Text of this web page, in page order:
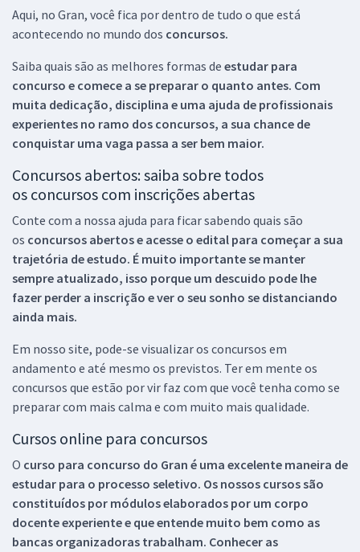
Aqui, no Gran, você fica por dentro de tudo o que está
acontecendo no mundo dos concursos.
Saiba quais são as melhores formas de estudar para
concurso e comece a se preparar o quanto antes. Com
muita dedicação, disciplina e uma ajuda de profissionais
experientes no ramo dos concursos, a sua chance de
conquistar uma vaga passa a ser bem maior.
Concursos abertos: saiba sobre todos
os concursos com inscrições abertas
Conte com a nossa ajuda para ficar sabendo quais são
os concursos abertos e acesse o edital para começar a sua
trajetória de estudo. É muito importante se manter
sempre atualizado, isso porque um descuido pode lhe
fazer perder a inscrição e ver o seu sonho se distanciando
ainda mais.
Em nosso site, pode-se visualizar os concursos em
andamento e até mesmo os previstos. Ter em mente os
concursos que estão por vir faz com que você tenha como se
preparar com mais calma e com muito mais qualidade.
Cursos online para concursos
O curso para concurso do Gran é uma excelente maneira de
estudar para o processo seletivo. Os nossos cursos são
constituídos por módulos elaborados por um corpo
docente experiente e que entende muito bem como as
bancas organizadoras trabalham. Conhecer as